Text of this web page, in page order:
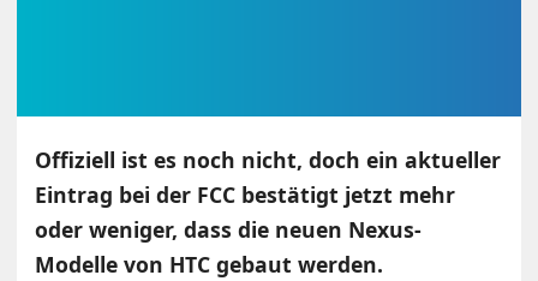
Offiziell ist es noch nicht, doch ein aktueller
Eintrag bei der FCC bestätigt jetzt mehr
oder weniger, dass die neuen Nexus-
Modelle von HTC gebaut werden.